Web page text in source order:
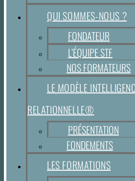
QUI SOMMES-NOUS ?
FONDATEUR
L’ÉQUIPE STF
NOS FORMATEURS
LE MODÈLE
RELATIONNELLE®
PRÉSENTATION
FONDEMENTS
LES FORMATIONS